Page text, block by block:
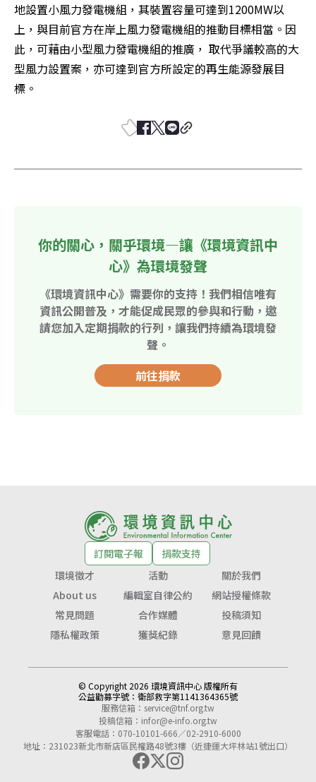
地設置小風力發電機組，其裝置容量可達到1200MW以
上，與目前官方在岸上風力發電機組的推動目標相當。因
此，可藉由小型風力發電機組的推廣， 取代爭議較高的大
型風力設置案，亦可達到官方所設定的再生能源發展目
標。
你的關心，關乎環境—讓《環境資訊中
心》為環境發聲
《環境資訊中心》需要你的支持！我們相信唯有
資訊公開普及，才能促成民眾的參與和行動，邀
請您加入定期捐款的行列，讓我們持續為環境發
聲。
前往捐款
訂閱電子報
捐款支持
環境徵才
活動
關於我們
About us
編輯室自律公約
網站授權條款
常見問題
合作媒體
投稿須知
隱私權政策
獲獎紀錄 意見回饋
© Copyright 2026 環境資訊中心 版權所有
公益勸募字號： 衛部救字第1141364365號
服務信箱： service@tnf.org.tw
投稿信箱： infor@e-info.org.tw
客服電話：070-10101-666／02-2910-6000
地址：231023新北市新店區民權路48號3樓（近捷運大坪林站1號出口）